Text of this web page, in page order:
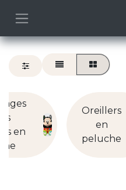
Oreillers
en
peluche
en